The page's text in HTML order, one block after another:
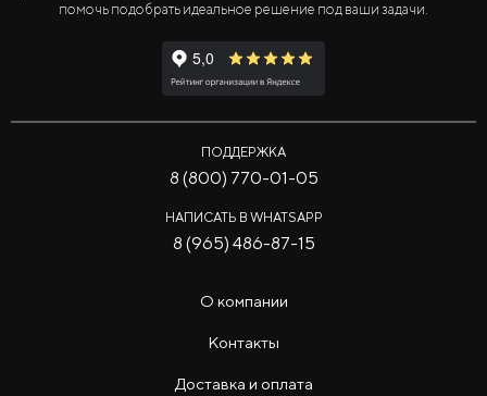
помочь подобрать идеальное решение под ваши задачи.
ПОДДЕРЖКА
8 (800) 770-01-05
НАПИСАТЬ В WHATSAPP
8 (965) 486-87-15
О компании
Контакты
Доставка и оплата